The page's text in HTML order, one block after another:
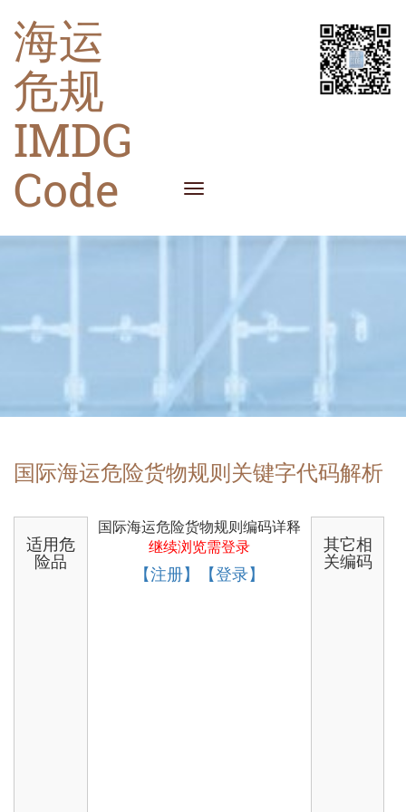
海运
危规
IMDG
Code
国际海运危险货物规则关键字代码解析
适用危
险品
国际海运危险货物规则编码详释
继续浏览需登录
【注册】【登录】
其它相
关编码